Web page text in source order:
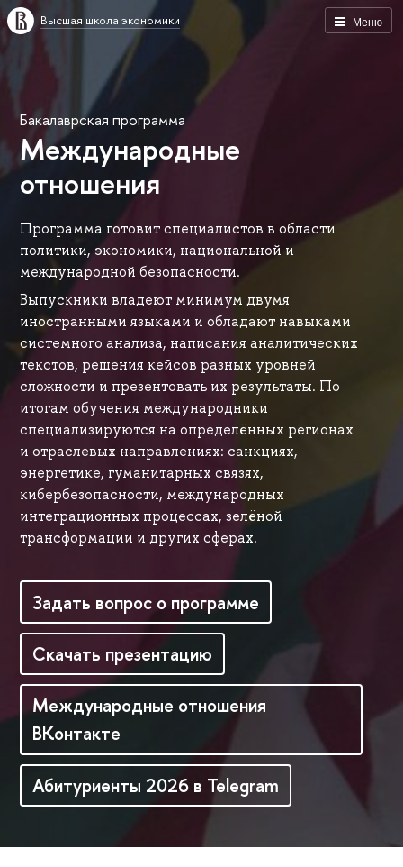
Меню
Высшая школа экономики
Бакалаврская программа
Международные
отношения
Программа готовит специалистов в области
политики, экономики, национальной и
международной безопасности.
Выпускники владеют минимум двумя
иностранными языками и обладают навыками
системного анализа, написания аналитических
текстов, решения кейсов разных уровней
сложности и презентовать их результаты. По
итогам обучения международники
специализируются на определённых регионах
и отраслевых направлениях: санкциях,
энергетике, гуманитарных связях,
кибербезопасности, международных
интеграционных процессах, зелёной
трансформации и других сферах.
Задать вопрос о программе
Скачать презентацию
Международные отношения
ВКонтакте
Абитуриенты 2026 в Telegram